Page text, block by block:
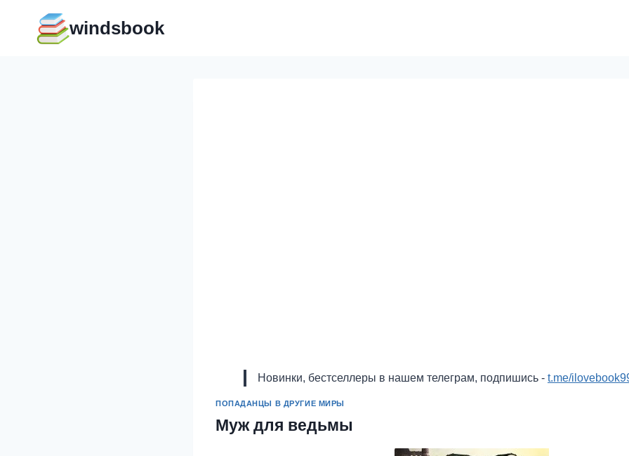
содержимому
windsbook
Новинки, бестселлеры в нашем телеграм, подпишись - t.me/
ПОПАДАНЦЫ В ДРУГИЕ МИРЫ
Муж для ведьмы